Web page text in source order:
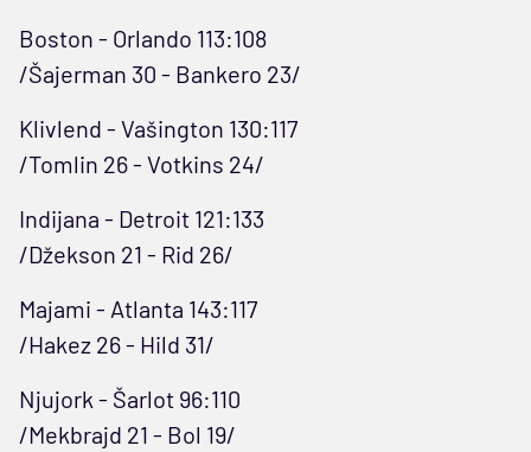
Boston - Orlando 113:108
/Šajerman 30 - Bankero 23/
Klivlend - Vašington 130:117
/Tomlin 26 - Votkins 24/
Indijana - Detroit 121:133
/Džekson 21 - Rid 26/
Majami - Atlanta 143:117
/Hakez 26 - Hild 31/
Njujork - Šarlot 96:110
/Mekbrajd 21 - Bol 19/